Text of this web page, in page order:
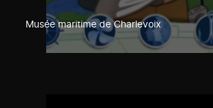
Musée maritime de Charlevoix